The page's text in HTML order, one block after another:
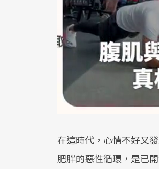
在這時代，心情不好又
肥胖的惡性循環，是已